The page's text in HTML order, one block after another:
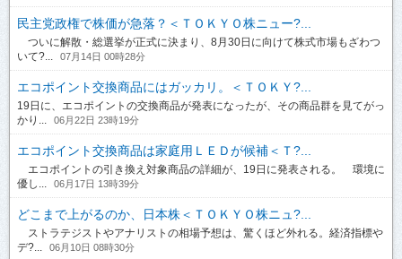
民主党政権で株価が急落？＜ＴＯＫＹＯ株ニュー?...
ついに解散・総選挙が正式に決まり、8月30日に向けて株式市場もざわつ
いて?...
07月14日 00時28分
エコポイント交換商品にはガッカリ。＜ＴＯＫＹ?...
19日に、エコポイントの交換商品が発表になったが、その商品群を見てがっ
かり...
06月22日 23時19分
エコポイント交換商品は家庭用ＬＥＤが候補＜Ｔ?...
エコポイントの引き換え対象商品の詳細が、19日に発表される。 環境に
優し...
06月17日 13時39分
どこまで上がるのか、日本株＜ＴＯＫＹＯ株ニュ?...
ストラテジストやアナリストの相場予想は、驚くほど外れる。経済指標や
デ?...
06月10日 08時30分